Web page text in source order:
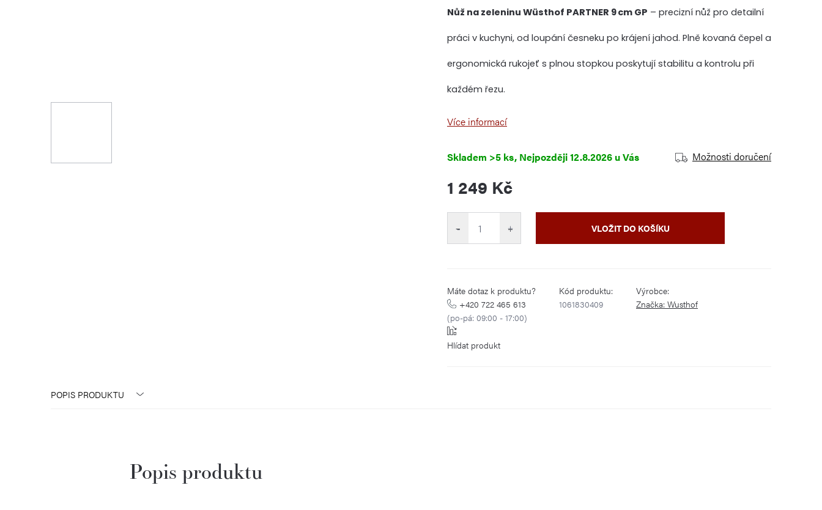
5
hvězdiček.
Nůž na zeleninu Wüsthof PARTNER 9 cm GP – precizní nůž pro detailní
práci v kuchyni, od loupání česneku po krájení jahod. Plně kovaná čepel a
ergonomická rukojeť s plnou stopkou poskytují stabilitu a kontrolu při
každém řezu.
Více informací
Skladem >5 ks 12.8.2026 Možnosti doručení
1 249 Kč
Měrná
cena:
+
− VLOŽIT DO KOŠÍKU
Máte dotaz k produktu?
+420 722 465 613
(po-pá: 09:00 - 17:00)
Kód produktu:
1061830409
Výrobce:
Značka: Wusthof
Hlídat
POPIS PRODUKTU
Popis produktu